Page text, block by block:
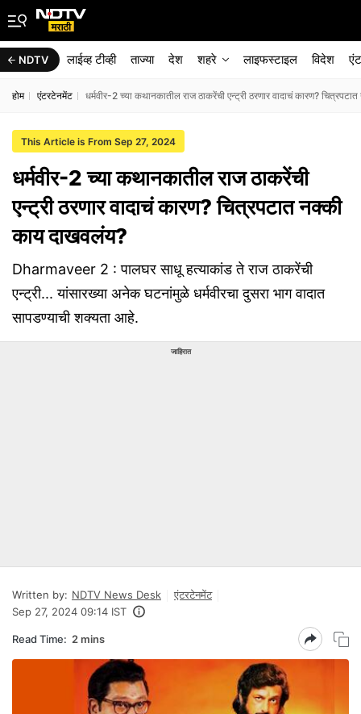
NDTV लाईव्ह टीव्ही ताज्या देश शहरे लाइफस्टाइल विदेश
होम एंटरटेनमेंट धर्मवीर-2 च्या कथानकातील राज ठाकरेंची एन्ट्री ठरणार वादाचं कारण?
This Article is From Sep 27, 2024
धर्मवीर-2 च्या कथानकातील राज ठाकरेंची
एन्ट्री ठरणार वादाचं कारण? चित्रपटात नक्की
काय दाखवलंय?
Dharmaveer 2 : पालघर साधू हत्याकांड ते राज ठाकरेंची
एन्ट्री... यांसारख्या अनेक घटनांमुळे धर्मवीरचा दुसरा भाग वादात
सापडण्याची शक्यता आहे.
जाहिरात
Written by: NDTV News Desk
एंटरटेनमेंट
Sep 27, 2024 09:14 IST
Read Time: 2 mins